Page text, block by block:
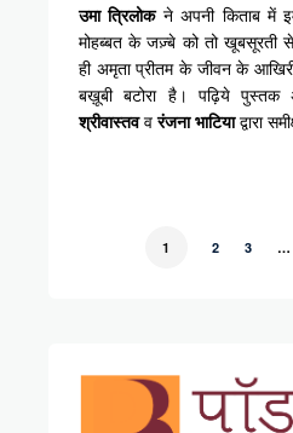
उमा त्रिलोकने अपनी किताब में
मोहब्बत के जज़्बे को तो खूबसूरती
ही अमृता प्रीतम के जीवन के
बख़ूबी बटोरा है। पढ़िये
श्रीवास्तववरंजना भाटियाद्वारा
1 2 3 …